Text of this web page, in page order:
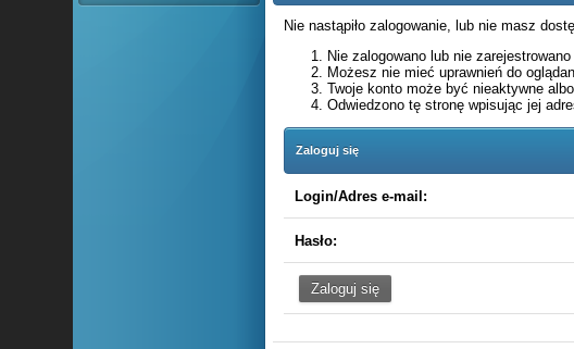
Nie nastąpiło zalogowanie, lub nie masz
Nie zalogowano lub nie
Możesz nie mieć uprawnień do
Twoje konto może być nieaktywne
Odwiedzono tę stronę wpisując jej
Zaloguj się
Login/Adres e-mail:
Hasło: